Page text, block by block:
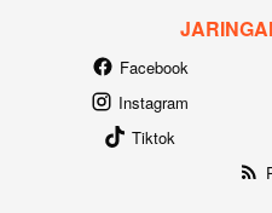
Facebook
Instagram
Tiktok